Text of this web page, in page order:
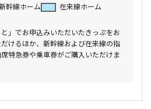
幹線ホーム 在来線ホーム
と」でお申込みいただいたきっぷをお
けるほか、新幹線および在来線の指
特急券や乗車券がご購入いただけま